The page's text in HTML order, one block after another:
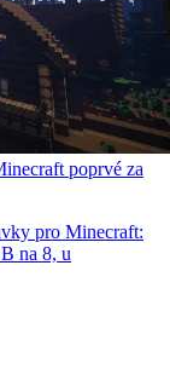
poprvé za
pro Minecraft:
na 8, u